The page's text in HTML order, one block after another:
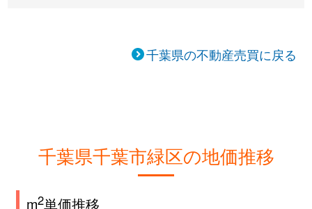
千葉県の不動産売買に戻る
千葉県千葉市緑区の地価推移
m2単価推移